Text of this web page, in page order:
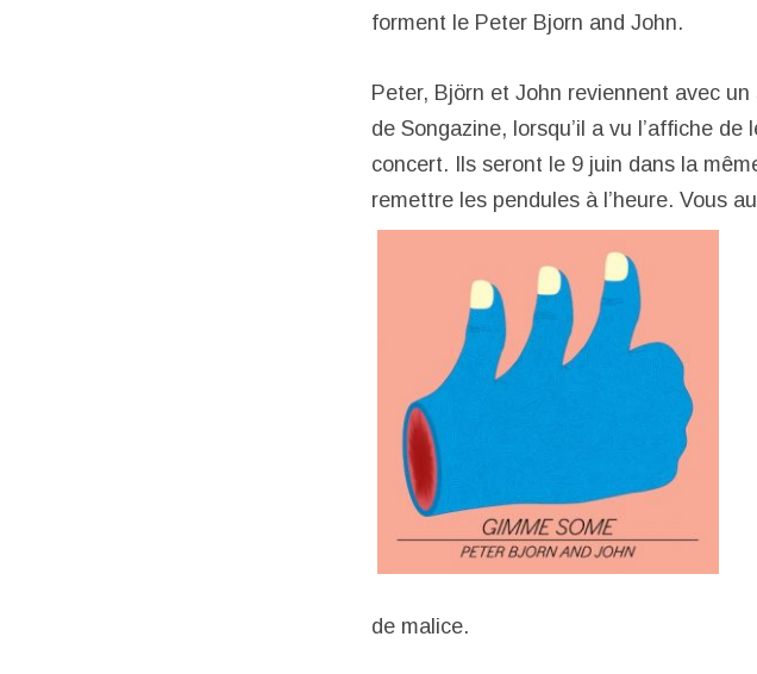
forment le Peter Bjorn and John.
Peter, Björn et John reviennent avec
de Songazine, lorsqu’il a vu l’affiche
concert. Ils seront le 9 juin dans la
remettre les pendules à l’heure. Vous
de malice.